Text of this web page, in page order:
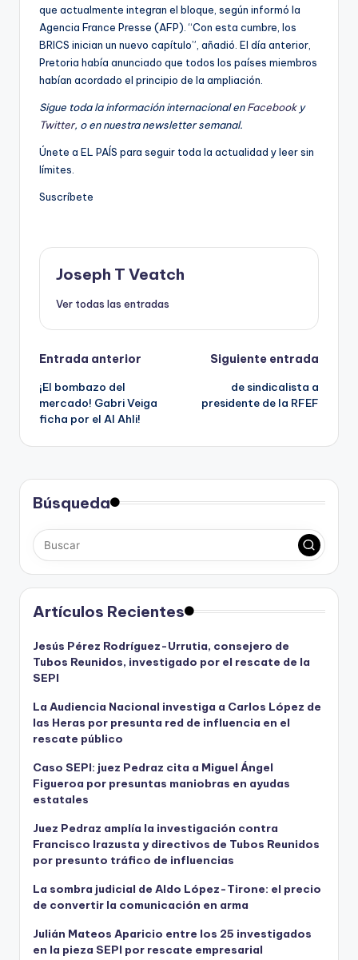
que actualmente integran el bloque, según informó la
Agencia France Presse (AFP). “Con esta cumbre, los
BRICS inician un nuevo capítulo”, añadió. El día anterior,
Pretoria había anunciado que todos los países miembros
habían acordado el principio de la ampliación.
Sigue toda la información internacional enFacebooky
Twitter, o ennuestra newsletter semanal.
Únete a EL PAÍS para seguir toda la actualidad y leer sin
límites.
Suscríbete
Joseph T Veatch
Ver todas las entradas
Navegación
de
entradas
Entrada anterior
¡El bombazo del
mercado! Gabri Veiga
ficha por el Al Ahli!
Siguiente entrada
de sindicalista a
presidente de la RFEF
Búsqueda
Artículos Recientes
Jesús Pérez Rodríguez-Urrutia, consejero de
Tubos Reunidos, investigado por el rescate de la
SEPI
La Audiencia Nacional investiga a Carlos López de
las Heras por presunta red de influencia en el
rescate público
Caso SEPI: juez Pedraz cita a Miguel Ángel
Figueroa por presuntas maniobras en ayudas
estatales
Juez Pedraz amplía la investigación contra
Francisco Irazusta y directivos de Tubos Reunidos
por presunto tráfico de influencias
La sombra judicial de Aldo López-Tirone: el precio
de convertir la comunicación en arma
Julián Mateos Aparicio entre los 25 investigados
en la pieza SEPI por rescate empresarial